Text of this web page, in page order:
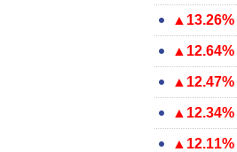
▲13.26%
▲12.64%
▲12.47%
▲12.34%
▲12.11%